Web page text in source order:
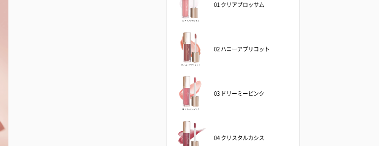
01 クリアブロッサム
02 ハニーアプリコット
03 ドリーミーピンク
04 クリスタルカシス